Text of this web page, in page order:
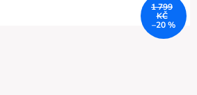
1 799
KČ
–20 %